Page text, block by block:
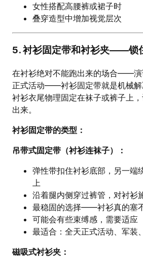
女性搭配高腰裤或裙子时
叠穿造型中增加视觉层次
5. 衬衫固定带和衬衫夹——锁
在衬衫绝对不能跑出来的场合——演
正式活动——衬衫固定带就是机械解
衬衫衣尾物理固定在袜子或裤子上
出来。
衬衫固定带的类型：
吊带式固定带（衬衫连袜子）：
弹性带扣住衬衫底部，另一端
上
沿着腿内侧穿过裤管，对衬衫
最稳固的选择——衬衫真的塞
可能会有些束缚感，需要适应
最适合：全天正式活动、军装
磁吸式衬衫夹：